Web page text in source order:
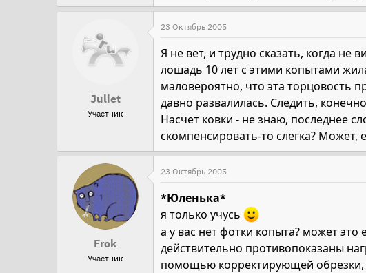
Juliet
Участник
23 Октябрь 2005
Я не вет, и трудно сказать, когда
лошадь 10 лет с этими копытами
маловероятно, что эта торцовость
давно развалилась. Следить,
Насчет ковки - не знаю, последнее
скомпенсировать-то слегка? Может,
Frok
Участник
23 Октябрь 2005
*Юленька*
я только учусь
а у вас нет фотки копыта? может
действительно противопоказаны
помощью корректирующей обрезки,